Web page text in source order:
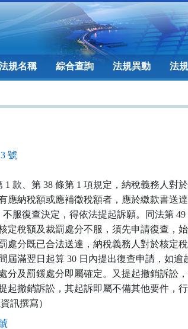
規名稱 綜合查詢 法規異動 法
號
1 款、第 38 條第 1 項規定，納稅義務人對
應納稅額或應補徵稅額者，應於繳款書送
服復查決定，得依法提起訴願。同法第
定稅額及裁罰處分不服，須先申請復查，
處分既已合法送達，納稅義務人對於核定
屆滿翌日起算 30 日內提出復查申請，如逾
分及罰鍰處分即屬確定。又提起撤銷訴訟
起撤銷訴訟，其起訴即屬不備其他要件，
訊撰寫）